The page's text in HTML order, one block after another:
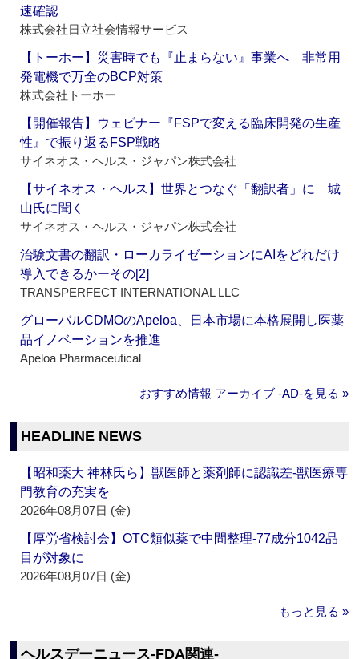
速確認
株式会社日立社会情報サービス
【トーホー】災害時でも『止まらない』事業へ 非常用
発電機で万全のBCP対策
株式会社トーホー
【開催報告】ウェビナー『FSPで変える臨床開発の生産
性』で振り返るFSP戦略
サイネオス・ヘルス・ジャパン株式会社
【サイネオス・ヘルス】世界とつなぐ「翻訳者」に 城
山氏に聞く
サイネオス・ヘルス・ジャパン株式会社
治験文書の翻訳・ローカライゼーションにAIをどれだけ
導入できるかーその[2]
TRANSPERFECT INTERNATIONAL LLC
グローバルCDMOのApeloa、日本市場に本格展開し医薬
品イノベーションを推進
Apeloa Pharmaceutical
おすすめ情報 アーカイブ ‐AD‐を見る »
HEADLINE NEWS
【昭和薬大 神林氏ら】獣医師と薬剤師に認識差‐獣医療専
門教育の充実を
2026年08月07日 (金)
【厚労省検討会】OTC類似薬で中間整理‐77成分1042品
目が対象に
2026年08月07日 (金)
もっと見る »
ヘルスデーニュース‐FDA関連‐